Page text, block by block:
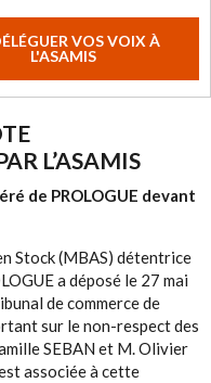
VOS VOIX À
L'ASAMIS
L’ASAMIS
de PROLOGUE devant
Stock (MBAS) détentrice
a déposé le 27 mai
de commerce de
sur le non-respect des
SEBAN et M. Olivier
associée à cette